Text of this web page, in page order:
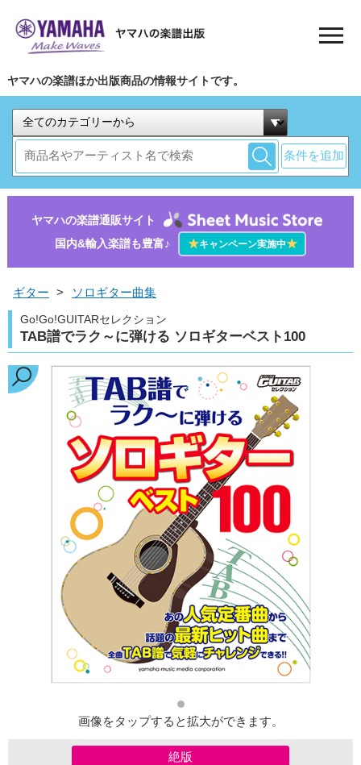
ヤマハの楽譜ほか出版商品の情報サイトです。
条件を追加
ヤマハの楽譜通販サイト
国内&輸入楽譜も豊富♪
★キャンペーン実施中★
ギター > ソロギター曲集
Go!Go!GUITARセレクション
TAB譜でラク～に弾ける ソロギターベスト100
画像をタップすると拡大ができます。
絶版